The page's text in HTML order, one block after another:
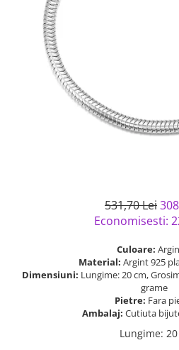
semipretioase
Bijuterii argint placat cu aur
Bijuterii argint cu diverse
materiale
Bijuterii argint cu murano
Bijuterii de Lux
Bijuterii gotice si rock
Bijuterii Handmade
Bijuterii fantezie
Casete si cutii de bijuterii
531,70 Lei
Economisesti:
Culoare:
Material: Argint 925
Dimensiuni: Lungime: 20 cm,
grame
Pietre: Fara
Ambalaj: Cutiuta
Lungime: